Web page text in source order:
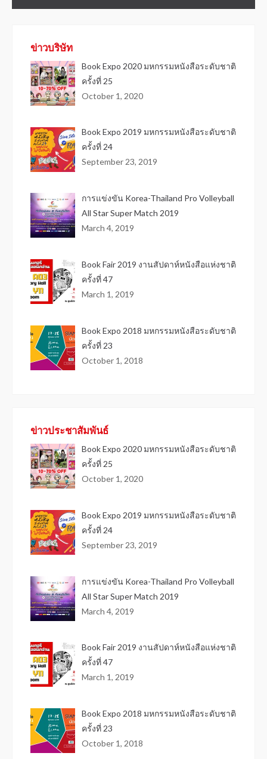
ข่าวบริษัท
Book Expo 2020 มหกรรมหนังสือระดับชาติ
ครั้งที่ 25
October 1, 2020
Book Expo 2019 มหกรรมหนังสือระดับชาติ
ครั้งที่ 24
September 23, 2019
การแข่งขัน Korea-Thailand Pro Volleyball
All Star Super Match 2019
March 4, 2019
Book Fair 2019 งานสัปดาห์หนังสือแห่งชาติ
ครั้งที่ 47
March 1, 2019
Book Expo 2018 มหกรรมหนังสือระดับชาติ
ครั้งที่ 23
October 1, 2018
ข่าวประชาสัมพันธ์
Book Expo 2020 มหกรรมหนังสือระดับชาติ
ครั้งที่ 25
October 1, 2020
Book Expo 2019 มหกรรมหนังสือระดับชาติ
ครั้งที่ 24
September 23, 2019
การแข่งขัน Korea-Thailand Pro Volleyball
All Star Super Match 2019
March 4, 2019
Book Fair 2019 งานสัปดาห์หนังสือแห่งชาติ
ครั้งที่ 47
March 1, 2019
Book Expo 2018 มหกรรมหนังสือระดับชาติ
ครั้งที่ 23
October 1, 2018